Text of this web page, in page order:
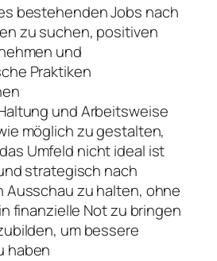
bestehenden Jobs nach
zu suchen, positiven
und
Praktiken
und Arbeitsweise
möglich zu gestalten,
Umfeld nicht ideal ist
strategisch nach
Ausschau zu halten, ohne
finanzielle Not zu bringen
um bessere
haben